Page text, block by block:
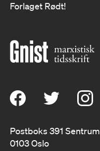
Forlaget Rødt!
Postboks 391 Sentrum
0103 Oslo